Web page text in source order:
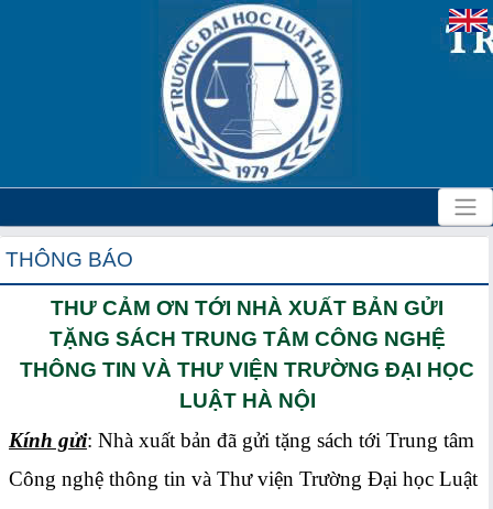
THÔNG BÁO
THƯ CẢM ƠN TỚI NHÀ XUẤT BẢN GỬI
TẶNG SÁCH TRUNG TÂM CÔNG NGHỆ
THÔNG TIN VÀ THƯ VIỆN TRƯỜNG ĐẠI HỌC
LUẬT HÀ NỘI
Kính gửi: Nhà xuất bản đã gửi tặng sách tới Trung tâm
Công nghệ thông tin và Thư viện Trường Đại học Luật